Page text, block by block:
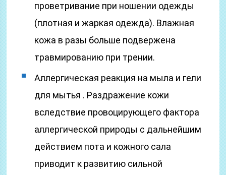
проветривание при ношении одежды
(плотная и жаркая одежда). Влажная
кожа в разы больше подвержена
травмированию при трении.
Аллергическая реакция на мыла и гели
для мытья . Раздражение кожи
вследствие провоцирующего фактора
аллергической природы с дальнейшим
действием пота и кожного сала
приводит к развитию сильной